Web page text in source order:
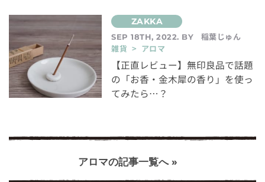
SEP 18TH, 2022. BY
稲葉じゅん
雑貨 > アロマ
【正直レビュー】無印良品で話題
の「お香・金木犀の香り」を使っ
てみたら…？
アロマの記事一覧へ »